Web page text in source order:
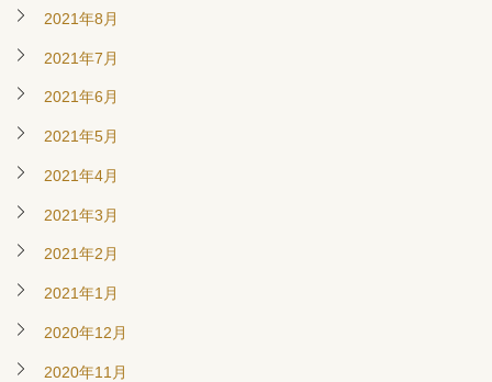
2021年8月
2021年7月
2021年6月
2021年5月
2021年4月
2021年3月
2021年2月
2021年1月
2020年12月
2020年11月